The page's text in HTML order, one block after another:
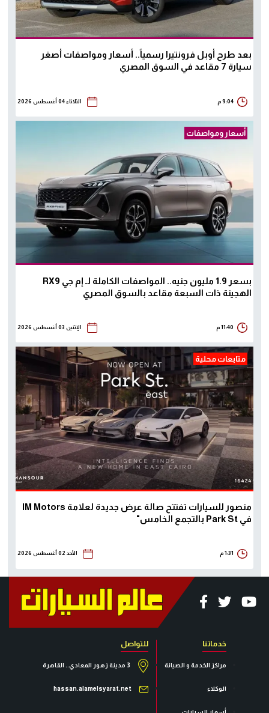
بعد طرح أوبل فرونتيرا رسمياً.. أسعار ومواصفات أصغر
سيارة 7 مقاعد في السوق المصري
9:04 م الثلاثاء 04 أغسطس 2026
أسعار ومواصفات
بسعر 1.9 مليون جنيه.. المواصفات الكاملة لـ إم جي RX9
الهجينة ذات السبعة مقاعد بالسوق المصري
11:40 م الإثنين 03 أغسطس 2026
متابعات محلية
منصور للسيارات تفتتح صالة عرض جديدة لعلامة IM Motors
في Park St بالتجمع الخامس"
1:31 م الأحد 02 أغسطس 2026
خدماتنا
مراكز الخدمة و الصيانة
الوكلاء
للتواصل
3 مدينة زهور المعادي.. القاهرة
hassan.alamelsyarat.net